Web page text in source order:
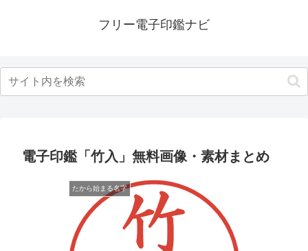
フリー電子印鑑ナビ
電子印鑑「竹入」無料画像・素材まとめ
たから始まる名字